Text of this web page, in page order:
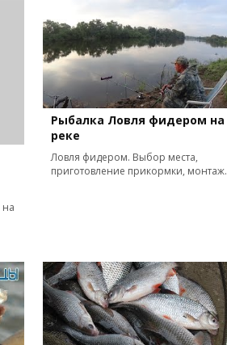
Рыбалка Ловля фидером на
реке
Ловля фидером. Выбор места,
приготовление прикормки, монтаж.